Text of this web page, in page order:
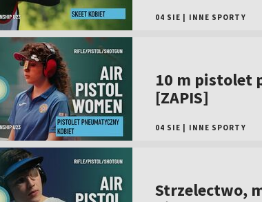
04 SIE INNE SPORTY
10 m pistolet
[ZAPIS]
04 SIE INNE SPORTY
Strzelectwo,